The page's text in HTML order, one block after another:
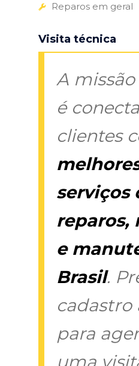
Reparos em geral
Visita técnica
A
é
clientes
serviços
reparos,
e
Brasil.
cadastro
para
uma